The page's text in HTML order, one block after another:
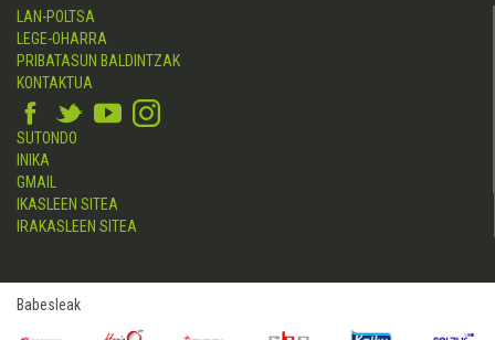
LAN-POLTSA
LEGE-OHARRA
PRIBATASUN BALDINTZAK
KONTAKTUA
SUTONDO
INIKA
GMAIL
IKASLEEN SITEA
IRAKASLEEN SITEA
Babesleak